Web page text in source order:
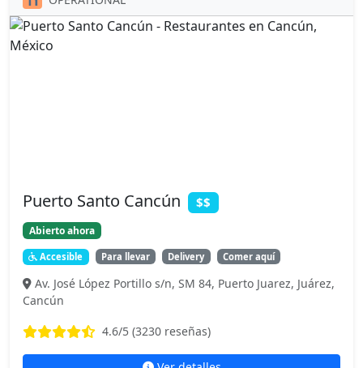
Puerto Santo Cancún $$
Abierto ahora
Accesible Para llevar Delivery Comer aquí
Av. José López Portillo s/n, SM 84, Puerto Juarez, Juárez,
Cancún
4.6/5 (3230 reseñas)